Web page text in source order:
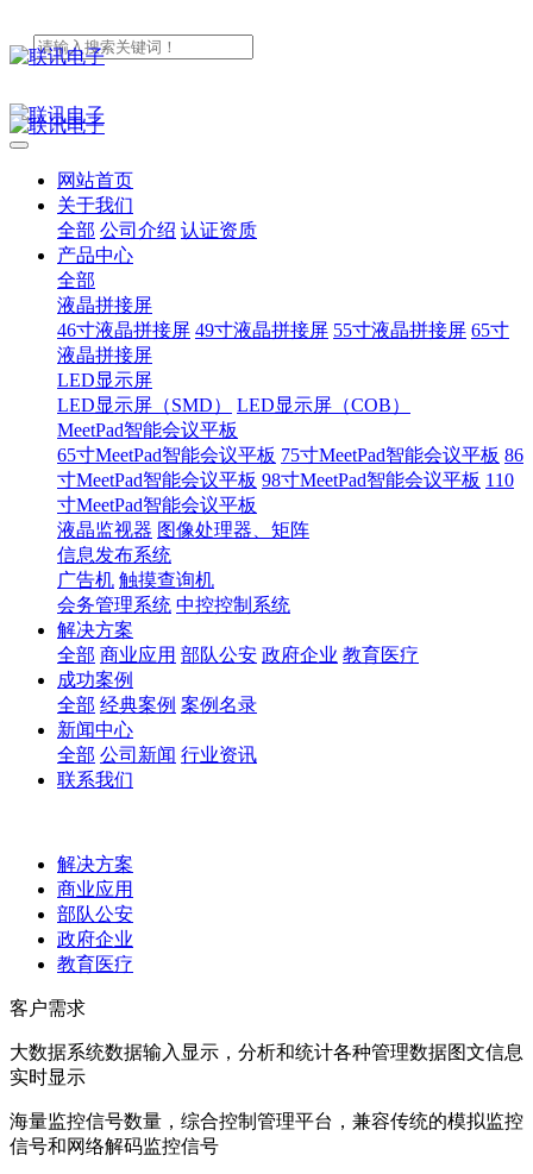
网站首页
关于我们
全部 公司介绍 认证资质
产品中心
全部
液晶拼接屏
46寸液晶拼接屏 49寸液晶拼接屏 55寸液晶拼接屏 65寸
液晶拼接屏
LED显示屏
LED显示屏（SMD）
LED显示屏（COB）
MeetPad智能会议平板
65寸MeetPad智能会议平板 75寸MeetPad智能会议平板 86
寸MeetPad智能会议平板 98寸MeetPad智能会议平板 110
寸MeetPad智能会议平板
液晶监视器 图像处理器、矩阵
信息发布系统
广告机 触摸查询机
会务管理系统 中控控制系统
解决方案
全部 商业应用 部队公安 政府企业 教育医疗
成功案例
全部 经典案例 案例名录
新闻中心
全部 公司新闻 行业资讯
联系我们
解决方案
商业应用
部队公安
政府企业
教育医疗
客户需求
大数据系统数据输入显示，分析和统计各种管理数据图文信息
实时显示
海量监控信号数量，综合控制管理平台，兼容传统的模拟监控
信号和网络解码监控信号